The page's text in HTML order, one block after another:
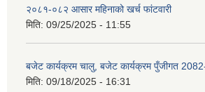
२०८१-०८२ आसार महिनाको खर्च फांटवारी
मिति: 09/25/2025 - 11:55
बजेट कार्यक्रम चालु, बजेट कार्यक्रम पुँजीगत
मिति: 09/18/2025 - 16:31